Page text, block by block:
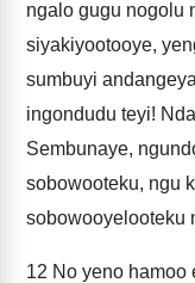
ngalo gugu nogolu
siyakiyootooye,
sumbuyi
ingondudu teyi!
Sembunaye,
sobowooteku, ngu
sobowooyelooteku
12 No yeno hamoo